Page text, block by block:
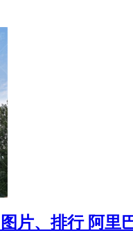
片、排行 阿里